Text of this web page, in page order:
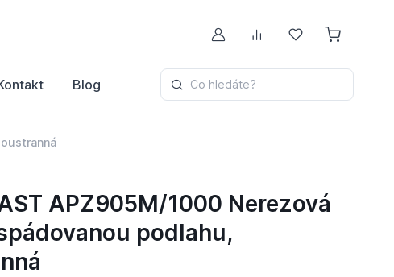
Můj účetPorovnávání
Oblíbené
Blog Co hledáte?
APZ905M/1000 Nerezová
podlahu,